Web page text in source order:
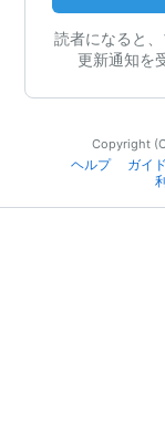
読者になると
更新通知を
Copyright
ヘルプ
ガイ